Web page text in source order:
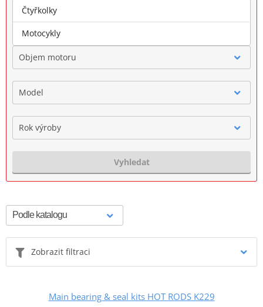
Značka
Objem motoru
Model
Rok výroby
Vyhledat
Zobrazit filtraci
Main bearing & seal kits HOT RODS K229
Čtyřkolky
Motocykly